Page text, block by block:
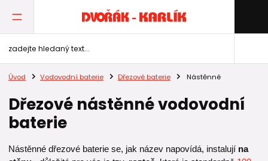
Úvod Vodovodní baterie Dřezové baterie Nástěnné
Dřezové nástěnné vodovodní
baterie
Nástěnné dřezové baterie se, jak název napovídá, instalují na